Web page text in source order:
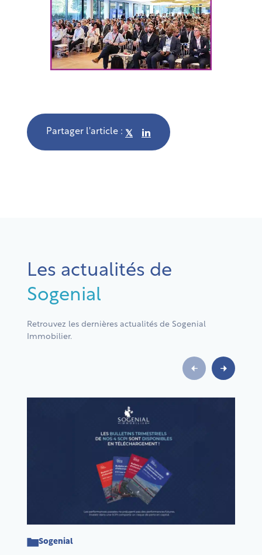
Partager l'article : 𝕏
Les actualités de
Sogenial
Retrouvez les dernières actualités de Sogenial
Immobilier.
Sogenial